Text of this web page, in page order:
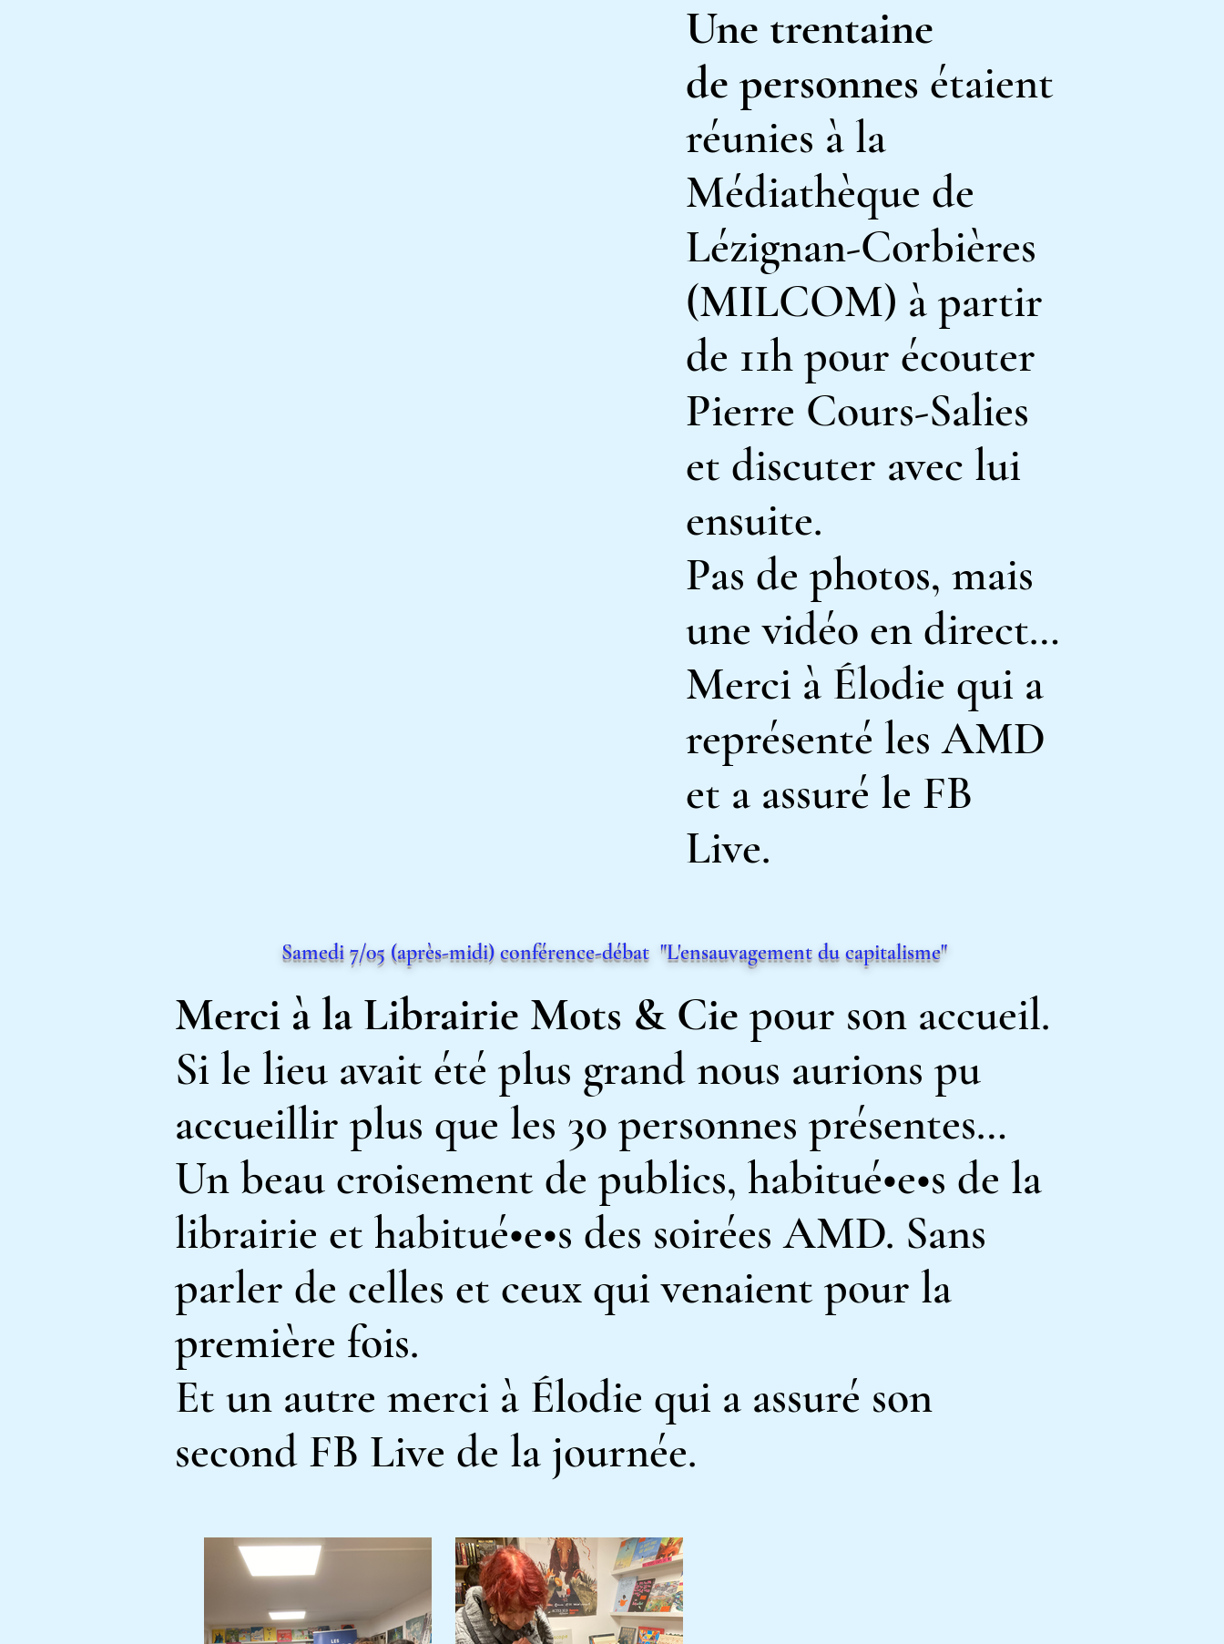
Une trentaine
de personnes étaient
réunies à la
Médiathèque de
Lézignan-Corbières
(MILCOM) à partir
de 11h pour écouter
Pierre Cours-Salies
et discuter avec lui
ensuite.
Pas de photos, mais
une vidéo en direct…
Merci à Élodie qui a
représenté les AMD
et a assuré le FB
Live.
Samedi 7/05 (après-midi) conférence-débat "L'ensauvagement du capitalisme"
Merci à la Librairie Mots & Cie pour son accueil.
Si le lieu avait été plus grand nous aurions pu
accueillir plus que les 30 personnes présentes…
Un beau croisement de publics, habitué•e•s de la
librairie et habitué•e•s des soirées AMD. Sans
parler de celles et ceux quivenaient pour la
première fois.
Et un autre merci à Élodie qui a assuré son
second FB Live de la journée.